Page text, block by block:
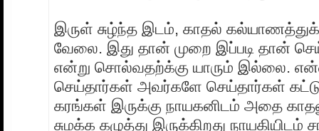
இருள் சுழ்ந்த இடம், காதல்
வேலை. இது தான் முறை இப்படி தான்
என்று சொல்வதற்க்கு யாரும் இல்லை.
செய்தார்கள் அவர்களே செய்தார்கள்
கரங்கள் இருக்கு நாயகனிடம் அதை
சுமக்க கழுத்து இருக்கிறது நாயகியிடம்